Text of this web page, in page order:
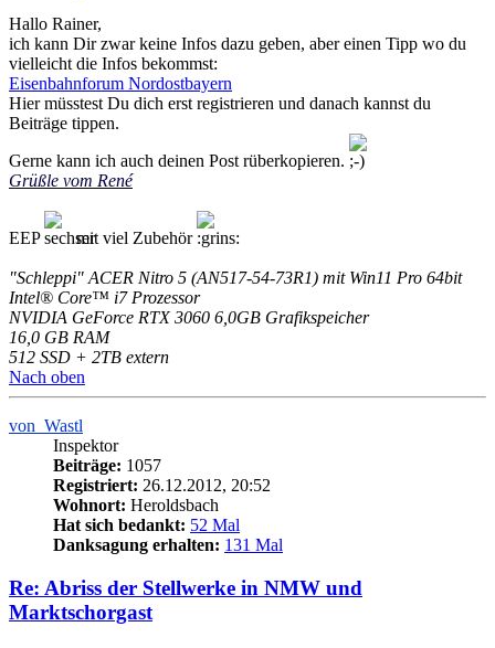
Hallo Rainer,
ich kann Dir zwar keine Infos dazu geben, aber einen Tipp wo du
vielleicht die Infos bekommst:
Eisenbahnforum Nordostbayern
Hier müsstest Du dich erst registrieren und danach kannst du
Beiträge tippen.
Gerne kann ich auch deinen Post rüberkopieren.
Grüßle vom René
EEP mit viel Zubehör
"Schleppi" ACER Nitro 5 (AN517-54-73R1) mit Win11 Pro 64bit
Intel® Core™ i7 Prozessor
NVIDIA GeForce RTX 3060 6,0GB Grafikspeicher
16,0 GB RAM
512 SSD + 2TB extern
Nach oben
von_Wastl
Inspektor
Beiträge: 1057
Registriert: 26.12.2012, 20:52
Wohnort: Heroldsbach
Hat sich bedankt: 52 Mal
Danksagung erhalten: 131 Mal
Re: Abriss der Stellwerke in NMW und
Marktschorgast